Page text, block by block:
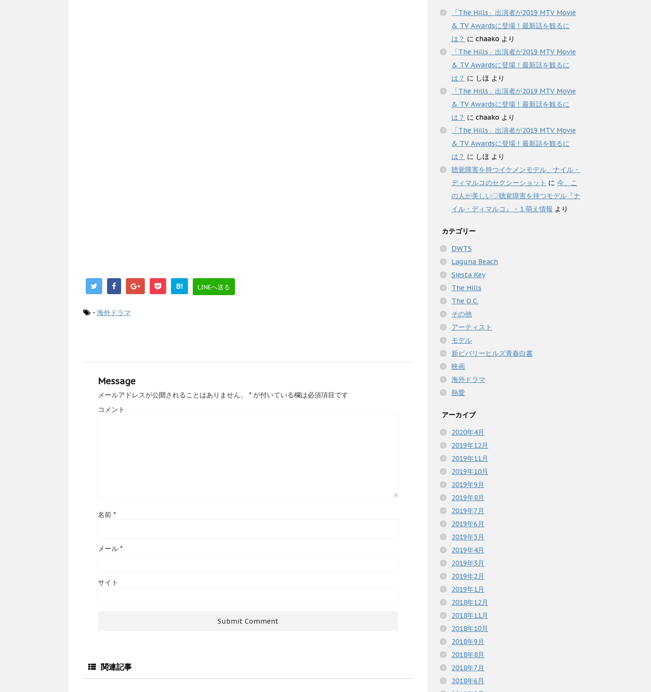
B! LINEへ送る
- 海外ドラマ
Message
メールアドレスが公開されることはありません。 * が付いている欄は必須項目です
コメント
名前 *
メール *
サイト
関連記事
「The Hills」出演者が2019 MTV Movie
& TV Awardsに登場！最新話を観るに
は？ に chaako より
「The Hills」出演者が2019 MTV Movie
& TV Awardsに登場！最新話を観るに
は？ に しほ より
「The Hills」出演者が2019 MTV Movie
& TV Awardsに登場！最新話を観るに
は？ に chaako より
「The Hills」出演者が2019 MTV Movie
& TV Awardsに登場！最新話を観るに
は？ に しほ より
聴覚障害を持つイケメンモデル、ナイル・
ディマルコのセクシーショット に 今、こ
の人が美しい♡聴覚障害を持つモデル『ナ
イル・ディマルコ』 - １萌え情報 より
カテゴリー
DWTS
Laguna Beach
Siesta Key
The Hills
The O.C.
その他
アーティスト
モデル
新ビバリーヒルズ青春白書
映画
海外ドラマ
熱愛
アーカイブ
2020年4月
2019年12月
2019年11月
2019年10月
2019年9月
2019年8月
2019年7月
2019年6月
2019年5月
2019年4月
2019年3月
2019年2月
2019年1月
2018年12月
2018年11月
2018年10月
2018年9月
2018年8月
2018年7月
2018年6月